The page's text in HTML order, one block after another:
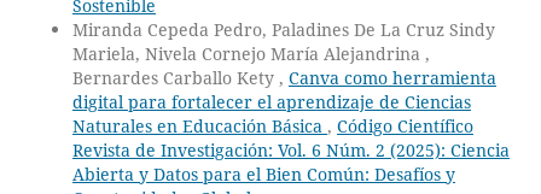
Sostenible
Miranda Cepeda Pedro, Paladines De La Cruz Sindy
Mariela, Nivela Cornejo María Alejandrina ,
Bernardes Carballo Kety , Canva como herramienta
digital para fortalecer el aprendizaje de Ciencias
Naturales en Educación Básica , Código Científico
Revista de Investigación: Vol. 6 Núm. 2 (2025): Ciencia
Abierta y Datos para el Bien Común: Desafíos y